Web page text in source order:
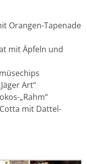
Orangen-Tapenade
mit Äpfeln und
Art“
„Rahm“
mit Dattel-